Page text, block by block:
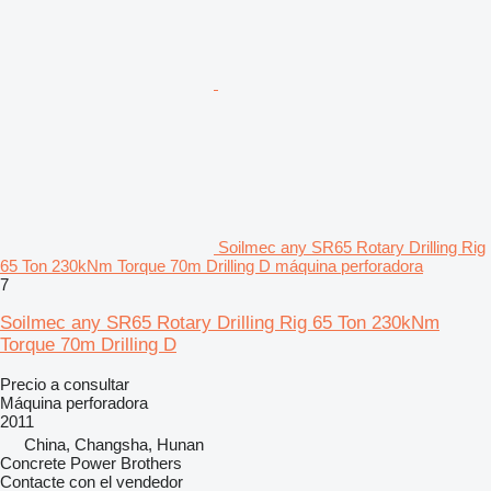
Soilmec any SR65 Rotary Drilling Rig
65 Ton 230kNm Torque 70m Drilling D máquina perforadora
7
Soilmec any SR65 Rotary Drilling Rig 65 Ton 230kNm
Torque 70m Drilling D
Precio a consultar
Máquina perforadora
2011
China, Changsha, Hunan
Concrete Power Brothers
Contacte con el vendedor